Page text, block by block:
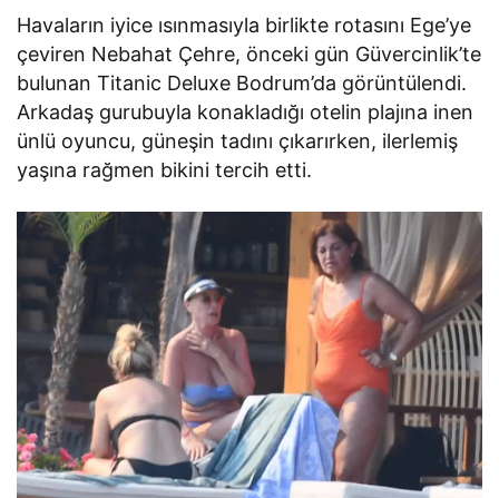
Havaların iyice ısınmasıyla birlikte rotasını Ege’ye
çeviren Nebahat Çehre, önceki gün Güvercinlik’te
bulunan Titanic Deluxe Bodrum’da görüntülendi.
Arkadaş gurubuyla konakladığı otelin plajına inen
ünlü oyuncu, güneşin tadını çıkarırken, ilerlemiş
yaşına rağmen bikini tercih etti.